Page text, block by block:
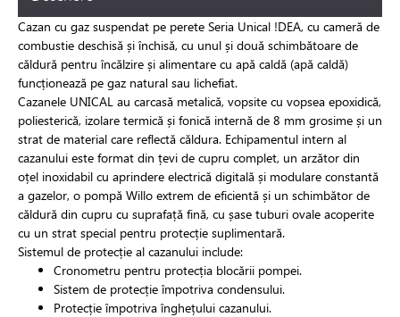
Cazan cu gaz suspendat pe perete Seria Unical !DEA, cu cameră de
combustie deschisă și închisă, cu unul și două schimbătoare de
căldură pentru încălzire și alimentare cu apă caldă (apă caldă)
funcționează pe gaz natural sau lichefiat.
Cazanele UNICAL au carcasă metalică, vopsite cu vopsea epoxidică,
poliesterică, izolare termică și fonică internă de 8 mm grosime și un
strat de material care reflectă căldura. Echipamentul intern al
cazanului este format din țevi de cupru complet, un arzător din
oțel inoxidabil cu aprindere electrică digitală și modulare constantă
a gazelor, o pompă Willo extrem de eficientă și un schimbător de
căldură din cupru cu suprafață fină, cu șase tuburi ovale acoperite
cu un strat special pentru protecție suplimentară.
Sistemul de protecție al cazanului include:
Cronometru pentru protecția blocării pompei.
Sistem de protecție împotriva condensului.
Protecție împotriva înghețului cazanului.